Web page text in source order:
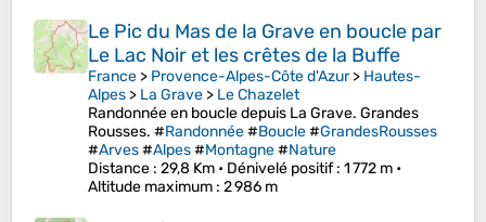
Le Pic du Mas de la Grave en boucle par
Le Lac Noir et les crêtes de la Buffe
France > Provence-Alpes-Côte d'Azur> Hautes-
Alpes > La Grave > Le Chazelet
Randonnée en boucle depuis La Grave. Grandes
Rousses. #Randonnée#Boucle#GrandesRousses
#Arves#Alpes#Montagne#Nature
Distance : 29,8 Km • Dénivelé positif: 1 772 m •
Altitude maximum : 2 986 m